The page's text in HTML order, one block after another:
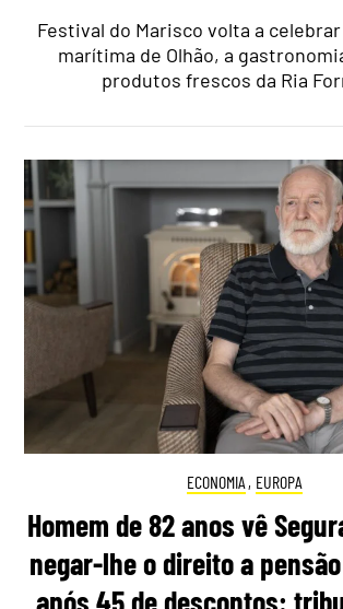
Festival do Marisco volta a
marítima de Olhão, a
produtos frescos da Ria
ECONOMIA , EUROPA
Homem de 82 anos vê
negar-lhe o direito a
após 45 de descontos: